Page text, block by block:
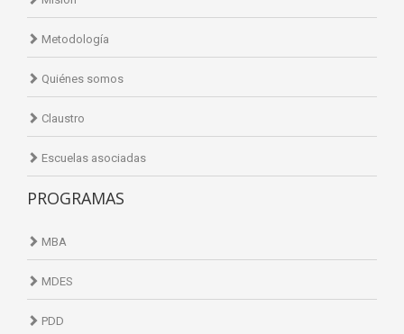
Metodología
Quiénes somos
Claustro
Escuelas asociadas
PROGRAMAS
MBA
MDES
PDD